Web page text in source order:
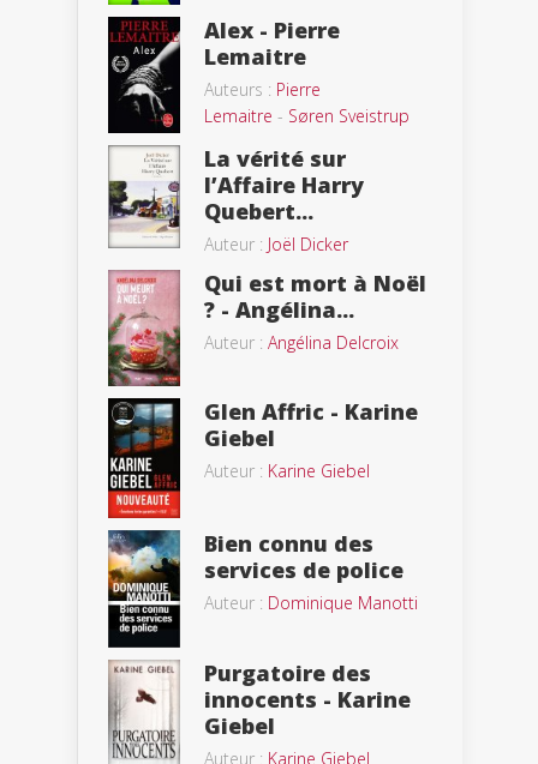
Alex - Pierre
Lemaitre
Auteurs : Pierre
Lemaitre - Søren Sveistrup
La vérité sur
l’Affaire Harry
Quebert...
Auteur : Joël Dicker
Qui est mort à Noël
? - Angélina...
Auteur : Angélina Delcroix
Glen Affric - Karine
Giebel
Auteur : Karine Giebel
Bien connu des
services de police
Auteur : Dominique Manotti
Purgatoire des
innocents - Karine
Giebel
Auteur : Karine Giebel